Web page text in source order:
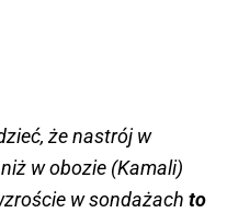
że nastrój w
w obozie (Kamali)
w sondażach to